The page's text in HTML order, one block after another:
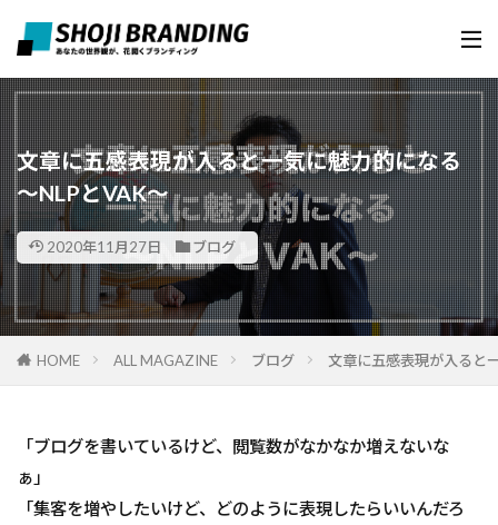
文章に五感表現が入ると一気に魅力的になる
〜NLPとVAK〜
2020年11月27日 ブログ
HOME ALL MAGAZINE ブログ 文章に五感表現が入ると
「ブログを書いているけど、閲覧数がなかなか増えないな
ぁ」
「集客を増やしたいけど、どのように表現したらいいんだろ